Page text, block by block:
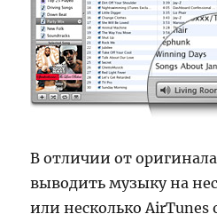
В отличии от
выводить музыку на
или несколько